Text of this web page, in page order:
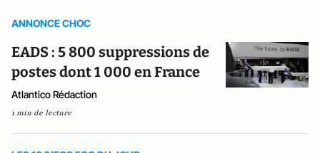
ANNONCE CHOC
EADS : 5 800 suppressions de
postes dont 1 000 en France
Atlantico Rédaction
1 min de lecture